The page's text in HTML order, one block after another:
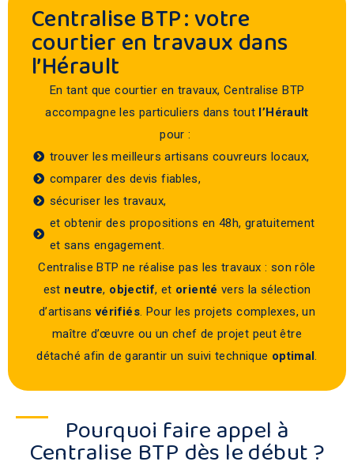
Centralise BTP : votre
courtier en travaux dans
l’Hérault
En tant que courtier en travaux,Centralise BTP
accompagne les particuliers dans tout l’Hérault
pour :
trouver les meilleurs artisans couvreurs locaux,
comparer des devis fiables,
sécuriser les travaux,
et obtenir des propositions en 48h, gratuitement
et sans engagement.
Centralise BTP ne réalise pas les travaux : son rôle
est neutre, objectif, et orienté vers la sélection
d’artisansvérifiés. Pour les projets complexes, un
maître d’œuvre ou un chef de projet peut être
détaché afin de garantir un suivi technique optimal.
Pourquoi faire appel à
Centralise BTP dès le début ?